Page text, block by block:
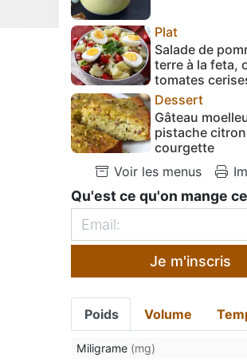
Plat
Salade de
terre à la feta,
tomates
Dessert
Gâteau
pistache
courgette
Voir les menus
Qu'est ce qu'on mange
Je m'inscris
Poids Volume
Miligrame (mg)